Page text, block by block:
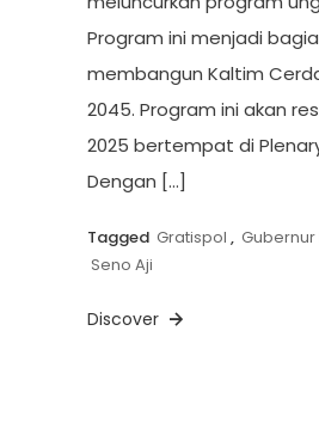
Program ini menjadi
membangun Kaltim
2045. Program ini akan
2025 bertempat di
Dengan […]
Tagged Gratispol , Gubernur
Seno Aji
Discover